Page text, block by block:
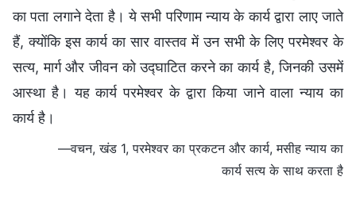
का पता लगाने देता है। ये सभी परिणाम न्याय के कार्य द्वारा लाए जाते
हैं, क्योंकि इस कार्य का सार वास्तव में उन सभी के लिए परमेश्वर के
सत्य, मार्ग और जीवन को उद्घाटित करने का कार्य है, जिनकी उसमें
आस्था है। यह कार्य परमेश्वर के द्वारा किया जाने वाला न्याय का
कार्य है।
—वचन, खंड 1, परमेश्वर का प्रकटन और कार्य, मसीह न्याय का
कार्य सत्य के साथ करता है